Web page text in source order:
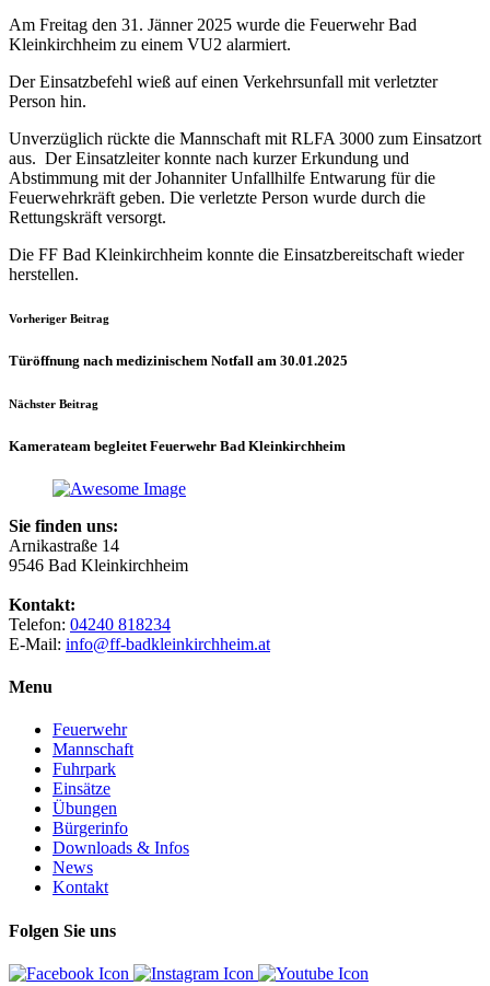
Am Freitag den 31. Jänner 2025 wurde die Feuerwehr Bad
Kleinkirchheim zu einem VU2 alarmiert.
Der Einsatzbefehl wieß auf einen Verkehrsunfall mit verletzter
Person hin.
Unverzüglich rückte die Mannschaft mit RLFA 3000 zum Einsatzort
aus. Der Einsatzleiter konnte nach kurzer Erkundung und
Abstimmung mit der Johanniter Unfallhilfe Entwarung für die
Feuerwehrkräft geben. Die verletzte Person wurde durch die
Rettungskräft versorgt.
Die FF Bad Kleinkirchheim konnte die Einsatzbereitschaft wieder
herstellen.
Vorheriger Beitrag
Türöffnung nach medizinischem Notfall am 30.01.2025
Nächster Beitrag
Kamerateam begleitet Feuerwehr Bad Kleinkirchheim
Sie finden uns:
Arnikastraße 14
9546 Bad Kleinkirchheim
Kontakt:
Telefon: 04240 818234
E-Mail: info@ff-badkleinkirchheim.at
Menu
Feuerwehr
Mannschaft
Fuhrpark
Einsätze
Übungen
Bürgerinfo
Downloads & Infos
News
Kontakt
Folgen Sie uns